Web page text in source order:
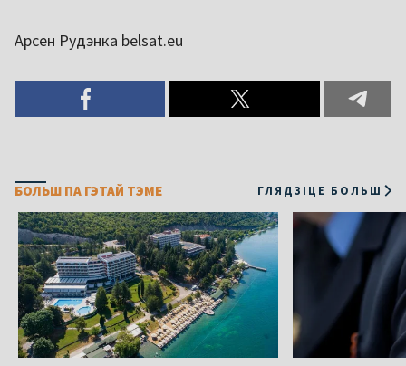
Арсен Рудэнка belsat.eu
БОЛЬШ ПА ГЭТАЙ ТЭМЕ ГЛЯДЗІЦЕ БОЛЬШ